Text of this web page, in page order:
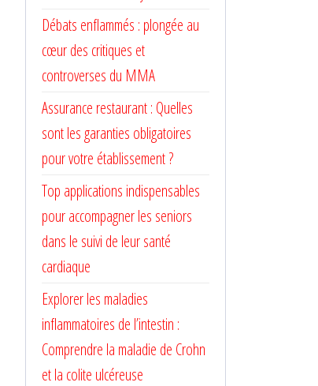
Débats enflammés : plongée au
cœur des critiques et
controverses du MMA
Assurance restaurant : Quelles
sont les garanties obligatoires
pour votre établissement ?
Top applications indispensables
pour accompagner les seniors
dans le suivi de leur santé
cardiaque
Explorer les maladies
inflammatoires de l’intestin :
Comprendre la maladie de Crohn
et la colite ulcéreuse